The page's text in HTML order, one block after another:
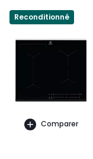
Reconditionné
Comparer